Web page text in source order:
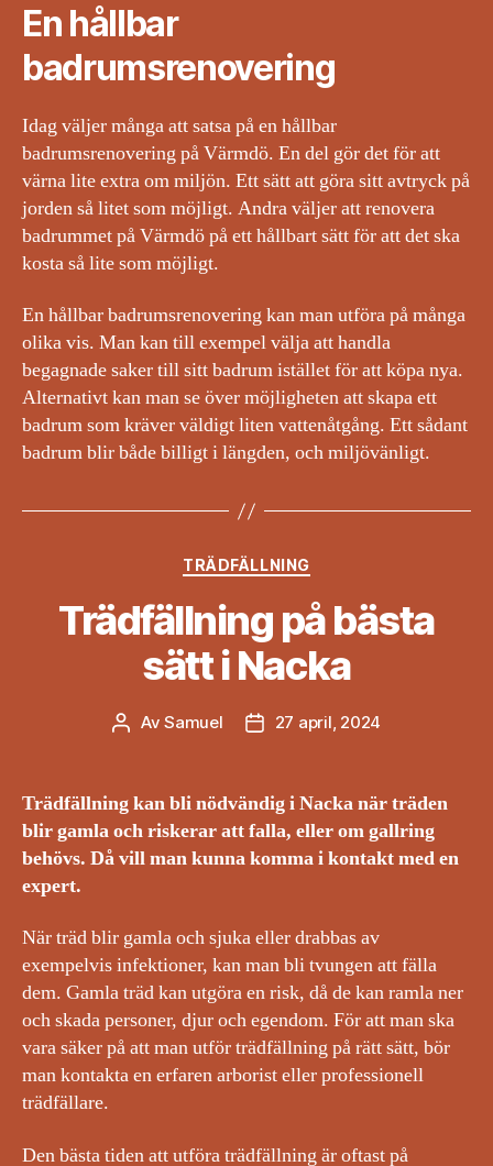
En hållbar
badrumsrenovering
Idag väljer många att satsa på en hållbar
badrumsrenovering på Värmdö. En del gör det för att
värna lite extra om miljön. Ett sätt att göra sitt avtryck på
jorden så litet som möjligt. Andra väljer att renovera
badrummet på Värmdö på ett hållbart sätt för att det ska
kosta så lite som möjligt.
En hållbar badrumsrenovering kan man utföra på många
olika vis. Man kan till exempel välja att handla
begagnade saker till sitt badrum istället för att köpa nya.
Alternativt kan man se över möjligheten att skapa ett
badrum som kräver väldigt liten vattenåtgång. Ett sådant
badrum blir både billigt i längden, och miljövänligt.
Kategorier
TRÄDFÄLLNING
Trädfällning på bästa
sätt i Nacka
Inläggsförfattare
AvSamuel Inläggsdatum
27 april, 2024
Trädfällning kan bli nödvändig i Nacka när träden
blir gamla och riskerar att falla, eller om gallring
behövs. Då vill man kunna komma i kontakt med en
expert.
När träd blir gamla och sjuka eller drabbas av
exempelvis infektioner, kan man bli tvungen att fälla
dem. Gamla träd kan utgöra en risk, då de kan ramla ner
och skada personer, djur och egendom. För att man ska
vara säker på att man utför trädfällning på rätt sätt, bör
man kontakta en erfaren arborist eller professionell
trädfällare.
Den bästa tiden att utföra trädfällning är oftast på